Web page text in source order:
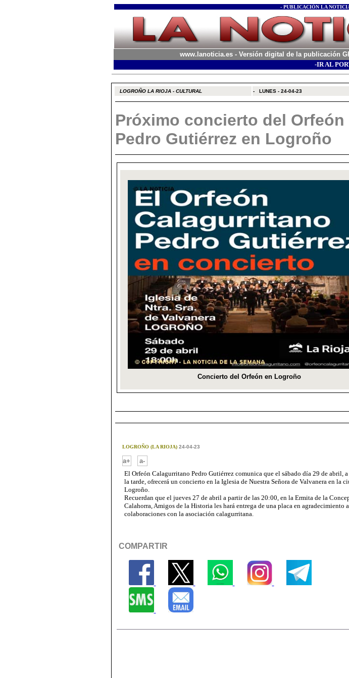
- PUBLICACIÓN LA
www.lanoticia.es - Versión digital de la publicación
-IR AL
LOGROÑO LA RIOJA - CULTURAL - LUNES - 24-04-23
Próximo concierto del Orfeón
Pedro Gutiérrez en Logroño
LOGROÑO (LA RIOJA)24-04-23
a+
a-
El Orfeón Calagurritano Pedro Gutiérrez comunica que el sábado día 29 de abril, a
la tarde, ofrecerá un concierto en la Iglesia de Nuestra Señora de Valvanera en la
Logroño.
Recuerdan que el jueves 27 de abril a partir de las 20:00, en la Ermita de la
Calahorra, Amigos de la Historia les hará entrega de una placa en agradecimiento
colaboraciones con la asociación calagurritana.
COMPARTIR